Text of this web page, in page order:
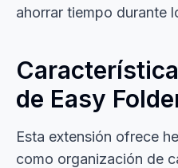
ahorrar tiempo durante
de Easy
Esta extensión ofrece
como organización de